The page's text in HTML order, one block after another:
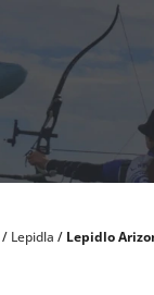
/ Lepidla / Lepidlo